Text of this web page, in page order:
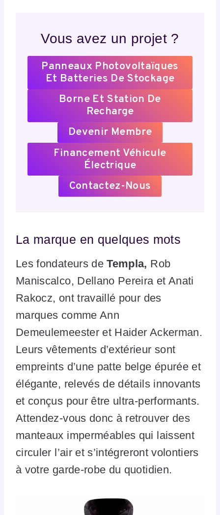
Vous avez un projet ?
Panneaux Photovoltaïques
Et Batteries De Stockage
Borne Et Station De
Recharge
Devenir Membre
Financement Véhicule
Électrique
Contactez-Nous
La marque en quelques mots
Les fondateurs deTempla, Rob
Maniscalco, Dellano Pereira et Anati
Rakocz, ont travaillé pour des
marques comme Ann
Demeulemeester et Haider Ackerman.
Leurs vêtements d’extérieur sont
empreints d’une patte belge épurée et
élégante, relevés de détails innovants
et conçus pour être ultra-performants.
Attendez-vous donc à retrouver des
manteaux imperméables qui laissent
circuler l’air et s’intégreront volontiers
à votre garde-robe du quotidien.